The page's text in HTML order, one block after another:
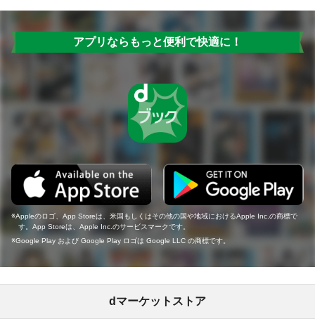
アプリならもっと便利で快適に！
Appleのロゴ、App Storeは、米国もしくはその他の国や地域におけるApple Inc.の商標で
す。App Storeは、Apple Inc.のサービスマークです。
Google Play および Google Play ロゴは Google LLC の商標です。
dマーケットストア